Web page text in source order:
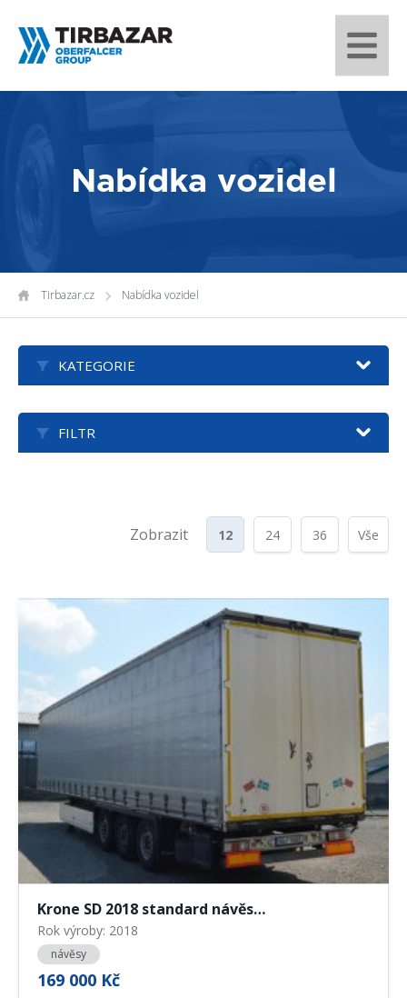
Nabídka vozidel
Tirbazar.cz Nabídka vozidel
KATEGORIE
FILTR
Zobrazit 12 24 36 Vše
Krone SD 2018 standard návěs…
Rok výroby: 2018
návěsy
169 000 Kč